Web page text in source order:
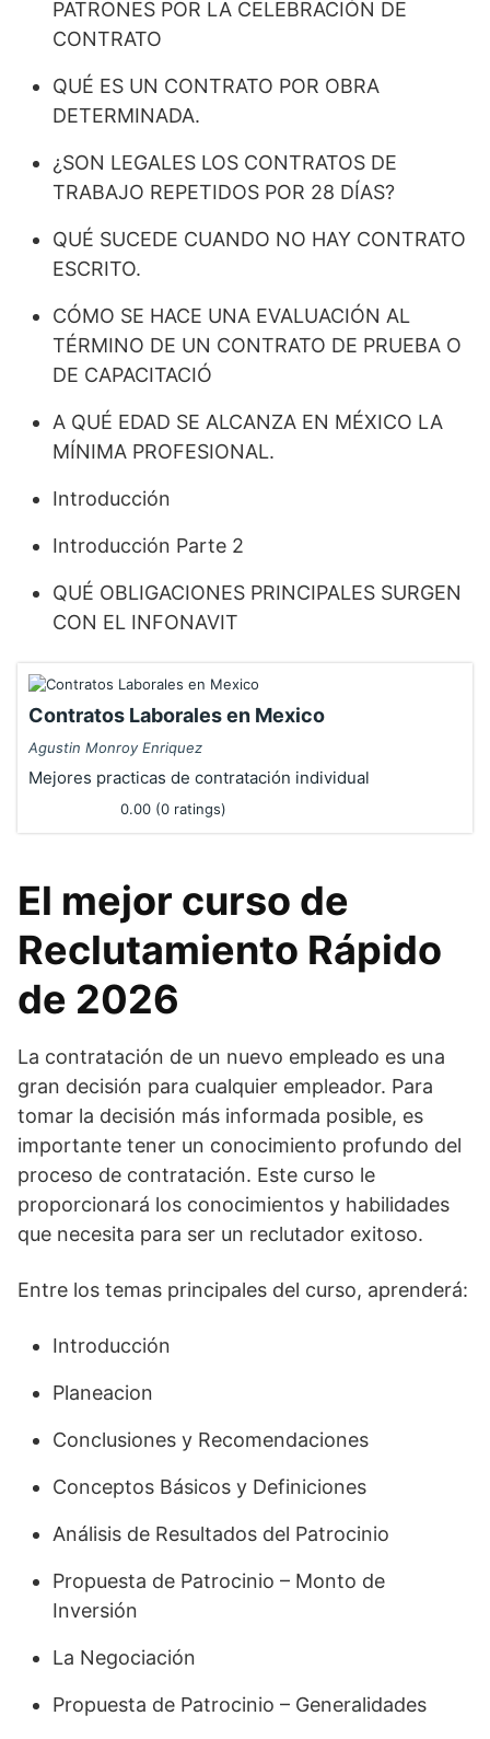
PATRONES POR LA CELEBRACIÓN DE
CONTRATO
QUÉ ES UN CONTRATO POR OBRA
DETERMINADA.
¿SON LEGALES LOS CONTRATOS DE
TRABAJO REPETIDOS POR 28 DÍAS?​
QUÉ SUCEDE CUANDO NO HAY CONTRATO
ESCRITO.
CÓMO SE HACE UNA EVALUACIÓN AL
TÉRMINO DE UN CONTRATO DE PRUEBA O
DE CAPACITACIÓ
A QUÉ EDAD SE ALCANZA EN MÉXICO LA
MÍNIMA PROFESIONAL.​
Introducción
Introducción Parte 2
QUÉ OBLIGACIONES PRINCIPALES SURGEN
CON EL INFONAVIT
Contratos Laborales en Mexico
Agustin Monroy Enriquez
Mejores practicas de contratación individual
0.00 (0 ratings)
El mejor curso de
Reclutamiento Rápido
de 2026
La contratación de un nuevo empleado es una
gran decisión para cualquier empleador. Para
tomar la decisión más informada posible, es
importante tener un conocimiento profundo del
proceso de contratación. Este curso le
proporcionará los conocimientos y habilidades
que necesita para ser un reclutador exitoso.
Entre los temas principales del curso, aprenderá:
Introducción
Planeacion
Conclusiones y Recomendaciones
Conceptos Básicos y Definiciones
Análisis de Resultados del Patrocinio
Propuesta de Patrocinio – Monto de
Inversión
La Negociación
Propuesta de Patrocinio – Generalidades